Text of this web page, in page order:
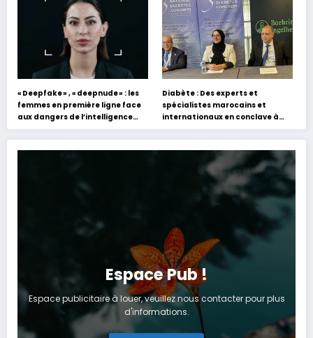
expériences »
« Deepfake » , « deepnude » : les
femmes en première ligne face
aux dangers de l’intelligence
artificielle
Diabète : Des experts et
spécialistes marocains et
internationaux en conclave à
Tanger
Espace Pub !
Espace publicitaire à louer, veuillez nous contacter pour plus
d'informations.